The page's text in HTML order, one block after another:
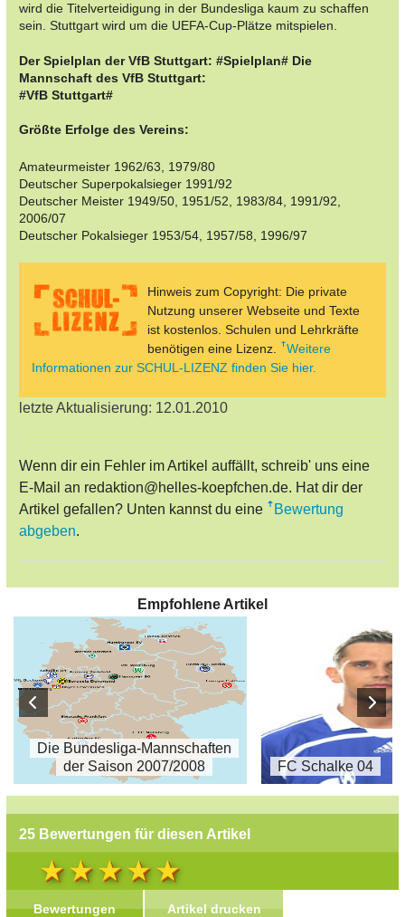
wird die Titelverteidigung in der Bundesliga kaum zu schaffen
sein. Stuttgart wird um die UEFA-Cup-Plätze mitspielen.
Der Spielplan der VfB Stuttgart: #Spielplan# Die
Mannschaft des VfB Stuttgart:
#VfB Stuttgart#
Größte Erfolge des Vereins:
Amateurmeister 1962/63, 1979/80
Deutscher Superpokalsieger 1991/92
Deutscher Meister 1949/50, 1951/52, 1983/84, 1991/92,
2006/07
Deutscher Pokalsieger 1953/54, 1957/58, 1996/97
Hinweis zum Copyright: Die private
Nutzung unserer Webseite und Texte
ist kostenlos. Schulen und Lehrkräfte
benötigen eine Lizenz.
Weitere
Informationen zur SCHUL-LIZENZ finden Sie hier.
letzte Aktualisierung: 12.01.2010
Wenn dir ein Fehler im Artikel auffällt, schreib' uns eine
E-Mail an redaktion@helles-koepfchen.de. Hat dir der
Artikel gefallen? Unten kannst du eine
Bewertung
abgeben.
Empfohlene Artikel
Die Bundesliga-Mannschaften
der Saison 2007/2008
FC Schalke 04
25 Bewertungen für diesen Artikel
Bewertungen Artikel drucken